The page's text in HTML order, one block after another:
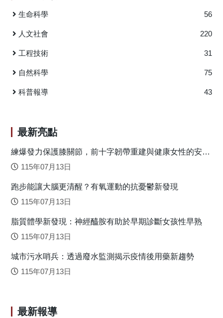
閱讀時間和總閱讀時間。研究結果顯示，日本學生看到含錯
字目標詞的初期，的確比較偏好使用字形線索來修復錯誤，
他們修復錯誤的速度較慢，僅在目標詞處理的晚期才觀察到
字形和字音的效應。中文母語者則是在字詞處理的初期以字
音為修復錯誤的主導線索，晚期則同時利用字形和字音線
索。研究證實不同母語背景的人閱讀漢字詞時會有不同的傾
形、字音線索的差異。華語文教學研究，17(2)，91-129。
的研究也發現，科學文本的閱讀與科學問題解決有不同的訊
息處理模式，在以學習為目的的科學閱讀情境中，眼動指標
解研究結果一致，但是在以測驗為目的科學閱讀情境下（試
題閱讀），注意力越高，成績則越差，這個結果顯示了閱讀
任務的目的與訊息處理的模式及表現交互影響。 在楊教
授團隊的研究中，較為特別的是針對科學思維與訊息處理之
維。從定義上來說，理性思維的基本形式就是有根據的思考
(thinking with reason)，由於科學論述的根據是科學證據，因
此，科學思維的核心可說是協調理論/論述與證據
(Coordination of theory and evidence)。基於這樣的前提，倘
據協調的相關訊息，將無法表現出完整的科學思維，楊教授
透過眼球追蹤研究證實這樣的假設。這研究結果也提醒了科
概念內容，也要能引導學生了解證據的內涵，並讓學生有機
會辨識科學理論或論述與證據的關聯，這也是培養科學思維
校其他研究團隊也密切地合作，這幾年更積極向外發展國際
合作，於美國、挪威、日本及印度等國均有研究合作的團
楊芳瑩教授團隊能持續向前的一大力量。
生命科學 56
人文社會 220
工程技術 31
自然科學 75
科普報導 43
最新亮點
練爆發力保護膝關節，前十字韌帶重建與健康女性的安全
落地關鍵
115年07月13日
跑步能讓大腦更清醒？有氧運動的抗憂鬱新發現
115年07月13日
脂質體學新發現：神經醯胺有助於早期診斷女孩性早熟
115年07月13日
城市污水哨兵：透過廢水監測揭示疫情後用藥新趨勢
115年07月13日
最新報導